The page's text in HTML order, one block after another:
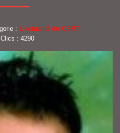
: L'actualité du CSMT
Clics : 4290